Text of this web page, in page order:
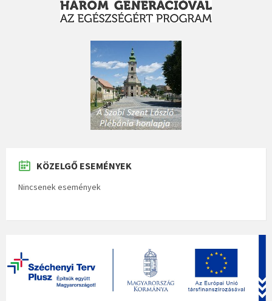
KÖZELGŐ ESEMÉNYEK
Nincsenek események